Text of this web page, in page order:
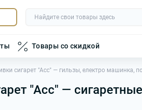
Товары со скидкой
сигарет "Асс" — гильзы, електро машинка,
"Асс" —